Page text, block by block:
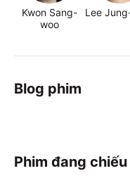
Kwon Sang-
woo
Lee
Blog phim
Phim đang chiếu